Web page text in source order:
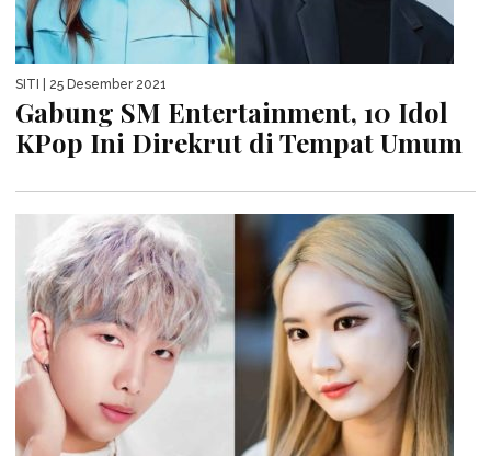
SITI | 25 Desember 2021
Gabung SM Entertainment, 10 Idol
KPop Ini Direkrut di Tempat Umum